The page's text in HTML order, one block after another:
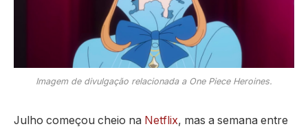
Imagem de divulgação relacionada a One Piece Heroines.
Julho começou cheio na Netflix, mas a semana entre